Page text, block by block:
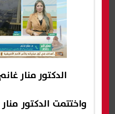
الدكتور منار
واختتمت الدكتور